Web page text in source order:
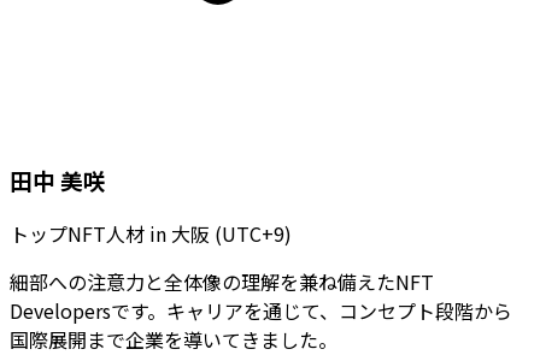
田中 美咲
トップNFT人材 in 大阪 (UTC+9)
細部への注意力と全体像の理解を兼ね備えたNFT
Developersです。キャリアを通じて、コンセプト段階から
国際展開まで企業を導いてきました。